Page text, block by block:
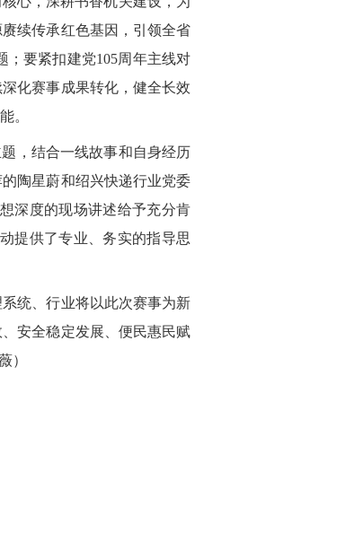
续传承红色基因，引领全省
；要紧扣建党105周年主线对
化赛事成果转化，健全长效
。
，结合一线故事和自身经历
陶星蔚和绍兴快递行业党委
深度的现场讲述给予充分肯
提供了专业、务实的指导思
统、行业将以此次赛事为新
安全稳定发展、便民惠民赋
）